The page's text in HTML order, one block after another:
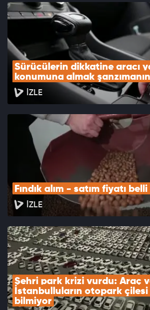
Sürücülerin dikkatine aracı
konumuna almak
İZLE
Fındık alım - satım fiyatı
İZLE
Şehri park krizi vurdu: Araç
İstanbulluların otopark
bilmiyor